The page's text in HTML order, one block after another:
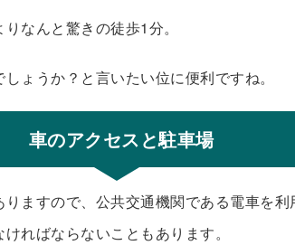
なんと驚きの徒歩1分。
ょうか？と言いたい位に便利ですね。
車のアクセスと駐車場
ますので、公共交通機関である電車を
ればならないこともあります。